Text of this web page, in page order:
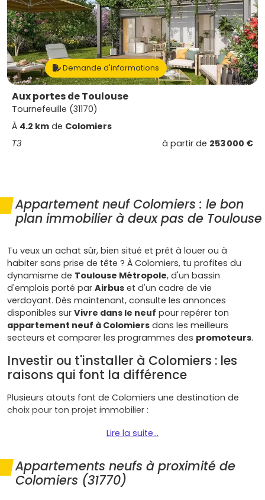
Demande d'informations
Aux portes de Toulouse
Tournefeuille (31170)
À 4.2 km de Colomiers
T3
à partir de 253 000 €
Appartement neuf Colomiers : le bon
plan immobilier à deux pas de Toulouse
Tu veux un achat sûr, bien situé et prêt à louer ou à
habiter sans prise de tête ? À Colomiers, tu profites du
dynamisme de Toulouse Métropole, d'un bassin
d'emplois porté par Airbus et d'un cadre de vie
verdoyant. Dès maintenant, consulte les annonces
disponibles sur Vivre dans le neuf pour repérer ton
appartement neuf à Colomiers dans les meilleurs
secteurs et comparer les programmes des promoteurs.
Investir ou t'installer à Colomiers : les
raisons qui font la différence
Plusieurs atouts font de Colomiers une destination de
choix pour ton projet immobilier :
Emploi et attractivité: Colomiers vit au rythme de
cadres et techniciens, idéale pour un placement
serein.
Lire la suite...
Appartements neufs à proximité de
Colomiers (31770)